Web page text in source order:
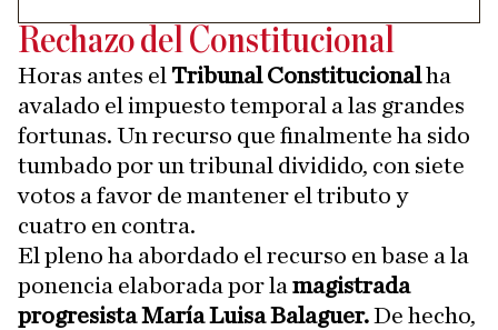
Rechazo del Constitucional
Horas antes el Tribunal Constitucionalha
avalado el impuesto temporal a las grandes
fortunas. Un recurso que finalmente ha sido
tumbado por un tribunal dividido, con siete
votos a favor de mantener el tributo y
cuatro en contra.
El pleno ha abordado el recurso en base a la
ponencia elaborada por la magistrada
progresista María Luisa Balaguer.De hecho,